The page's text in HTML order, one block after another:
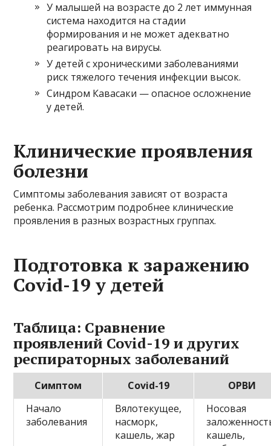
У малышей на возрасте до 2 лет иммунная
система находится на стадии
формирования и не может адекватно
реагировать на вирусы.
У детей с хроническими заболеваниями
риск тяжелого течения инфекции высок.
Синдром Кавасаки — опасное осложнение
у детей.
Клинические проявления
болезни
Симптомы заболевания зависят от возраста
ребенка. Рассмотрим подробнее клинические
проявления в разных возрастных группах.
Подготовка к заражению
Covid-19 у детей
Таблица: Сравнение
проявлений Covid-19 и других
респираторных заболеваний
Симптом Covid-19
ОРВИ
Начало
заболевания
Вялотекущее,
насморк,
кашель, жар
Носовая
кашель,